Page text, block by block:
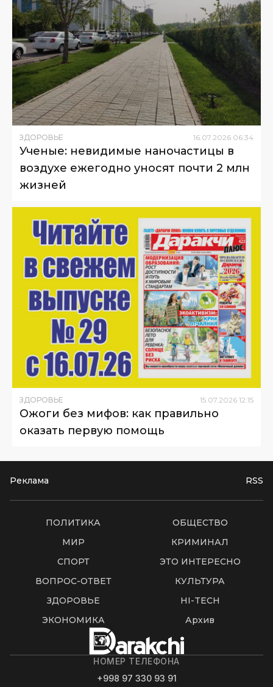
ЗДОРОВЬЕ 16 07 2026 06:34
Ученые: невидимые наночастицы в
воздухе ежегодно уносят почти 2 млн
жизней
ЗДОРОВЬЕ 15.07.2026 12:15
Ожоги без мифов: как правильно
оказать первую помощь
Реклама RSS
ПОЛИТИКА
ОБЩЕСТВО
МИР
КРИМИНАЛ
СПОРТ
ЭТО ИНТЕРЕСНО
ВОПРОС-ОТВЕТ
КУЛЬТУРА
ЗДОРОВЬЕ
HI-TECH
ЭКОНОМИКА
Архив
НОМЕР ТЕЛЕФОНА
+998 97 330 93 91